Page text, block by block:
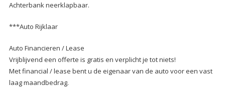
Achterbank neerklapbaar.
***Auto Rijklaar
Auto Financieren / Lease
Vrijblijvend een offerte is gratis en verplicht je tot niets!
Met financial / lease bent u de eigenaar van de auto voor een vast
laag maandbedrag.